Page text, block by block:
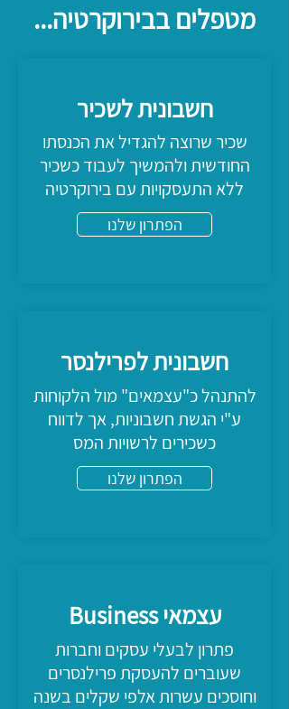
מטפלים בבירוקרטיה...
חשבונית לשכיר
שכיר שרוצה להגדיל את הכנסתו
החודשית ולהמשיך לעבוד כשכיר
ללא התעסקויות עם בירוקרטיה
הפתרון שלנו
חשבונית לפרילנסר
להתנהל כ"עצמאים" מול הלקוחות
ע"י הגשת חשבוניות, אך לדווח
כשכירים לרשויות המס
הפתרון שלנו
עצמאי Business
פתרון לבעלי עסקים וחברות
שעוברים להעסקת פרילנסרים
וחוסכים עשרות אלפי שקלים בשנה